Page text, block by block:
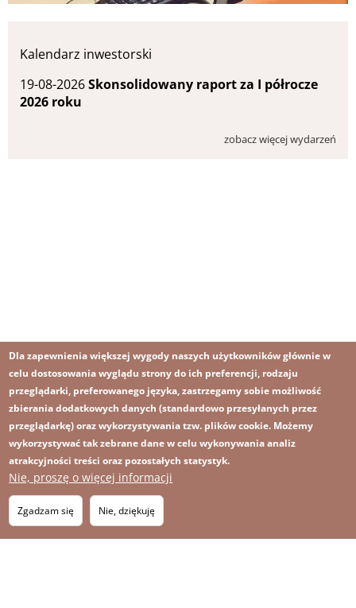
Kalendarz inwestorski
19-08-2026Skonsolidowany raport za I półrocze
2026 roku
zobacz więcej wydarzeń
Footer
menu
Zapisz się na newsletter
Obraz
MAPA STRONY
OBRAZ
Dla zapewnienia większej wygody naszych użytkowników głównie w
celu dostosowania wyglądu strony do ich preferencji, rodzaju
przeglądarki, preferowanego języka, zastrzegamy sobie możliwość
zbierania dodatkowych danych (standardowo przesyłanych przez
przeglądarkę) oraz wykorzystywania tzw. plików cookie. Możemy
wykorzystywać tak zebrane dane w celu wykonywania analiz
atrakcyjności treści oraz pozostałych statystyk.
Nie, proszę o więcej informacji
Zgadzam się Nie, dziękuję